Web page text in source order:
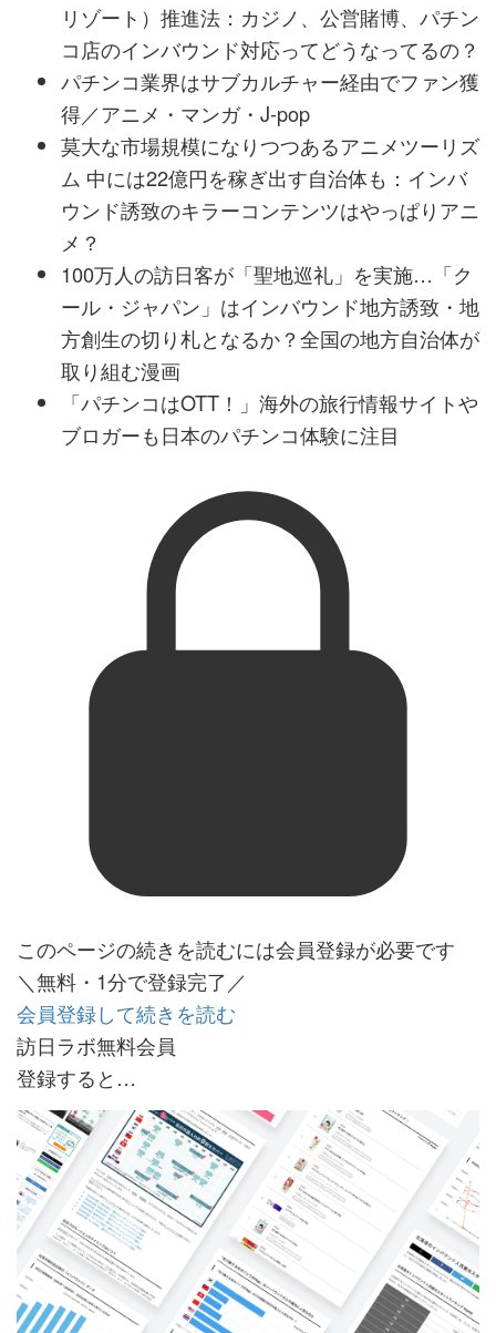
リゾート）推進法：カジノ、公営賭博、パチン
コ店のインバウンド対応ってどうなってるの？
パチンコ業界はサブカルチャー経由でファン獲
得／アニメ・マンガ・J-pop
莫大な市場規模になりつつあるアニメツーリズ
ム 中には22億円を稼ぎ出す自治体も：インバ
ウンド誘致のキラーコンテンツはやっぱりアニ
メ？
100万人の訪日客が「聖地巡礼」を実施…「ク
ール・ジャパン」はインバウンド地方誘致・地
方創生の切り札となるか？全国の地方自治体が
取り組む漫画
「パチンコはOTT！」海外の旅行情報サイトや
ブロガーも日本のパチンコ体験に注目
このページの続きを読むには会員登録が必要です
＼無料・1分で登録完了／
会員登録して続きを読む
訪日ラボ無料会員
登録すると…